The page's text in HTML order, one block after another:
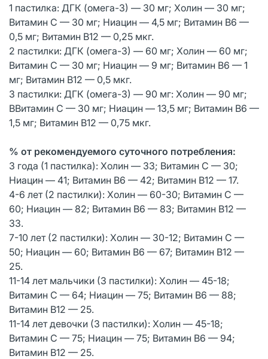
1 пастилка: ДГК (омега-3) — 30 мг; Холин — 30 мг;
Витамин С — 30 мг; Ниацин — 4,5 мг; Витамин В6 —
0,5 мг; Витамин В12 — 0,25 мкг.
2 пастилки: ДГК (омега-3) — 60 мг; Холин — 60 мг;
Витамин С — 30 мг; Ниацин — 9 мг; Витамин В6 — 1
мг; Витамин В12 — 0,5 мкг.
3 пастилки: ДГК (омега-3) — 90 мг: Холин — 90 мг;
ВВитамин С — 30 мг; Ниацин — 13,5 мг; Витамин В6 —
1,5 мг; Витамин В12 — 0,75 мкг.
% от рекомендуемого суточного потребления:
3 года (1 пастилка): Холин — 33; Витамин С — 30;
Ниацин — 41; Витамин В6 — 42; Витамин В12 — 17.
4-6 лет (2 пастилки): Холин — 60-30; Витамин С —
60; Ниацин — 82; Витамин В6 — 83; Витамин В12 —
33.
7-10 лет (2 пастилки): Холин — 30-12; Витамин С —
50; Ниацин — 60; Витамин В6 — 67; Витамин В12 —
25.
11-14 лет мальчики (3 пастилки): Холин — 45-18;
Витамин С — 64; Ниацин — 75; Витамин В6 — 88;
Витамин В12 — 25.
11-14 лет девочки (3 пастилки): Холин — 45-18;
Витамин С — 75; Ниацин — 75; Витамин В6 — 94;
Витамин В12 — 25.